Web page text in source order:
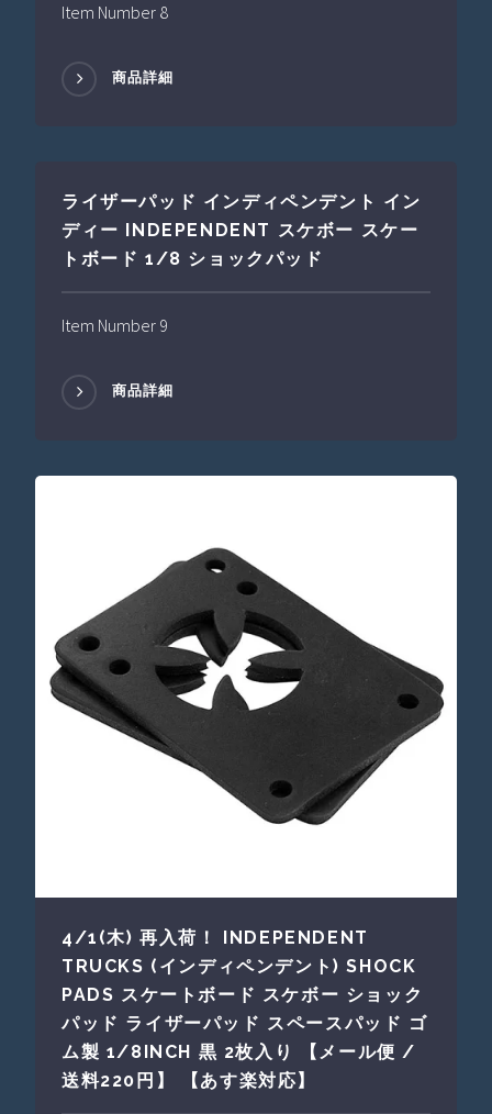
Item Number 8
商品詳細
ライザーパッド インディペンデント イン
ディー INDEPENDENT スケボー スケー
トボード 1/8 ショックパッド
Item Number 9
商品詳細
4/1(木) 再入荷！ INDEPENDENT
TRUCKS (インディペンデント) SHOCK
PADS スケートボード スケボー ショック
パッド ライザーパッド スペースパッド ゴ
ム製 1/8INCH 黒 2枚入り 【メール便 /
送料220円】 【あす楽対応】